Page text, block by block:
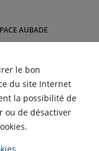
Voiron et Nyons
AUBADE
le bon
du site Internet
la possibilité de
ou de désactiver